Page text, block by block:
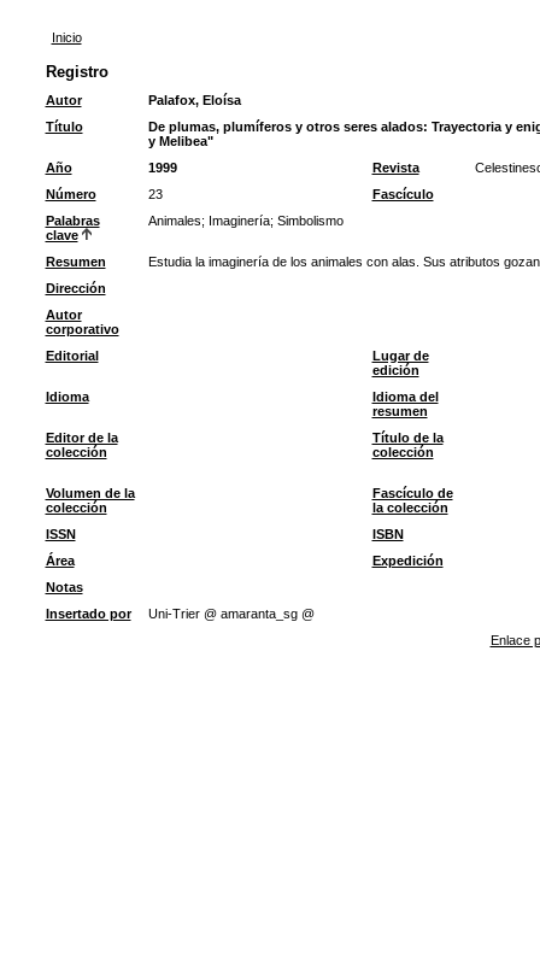
Inicio
Registro
Autor
Palafox, Eloísa
Título
De plumas, plumíferos y otros seres alados: Trayectoria y
y Melibea"
Año
1999 Revista
Número
23
Fascículo
Palabras
clave
Animales; Imaginería; Simbolismo
Resumen
Estudia la imaginería de los animales con alas. Sus atributos
Dirección
Autor
corporativo
Editorial
Lugar de
edición
Idioma
Idioma del
resumen
Editor de la
colección
Título de la
colección
Volumen de la
colección
Fascículo de
la colección
ISSN
ISBN
Área
Expedición
Notas
Insertado por
Uni-Trier @ amaranta_sg @
Enlace